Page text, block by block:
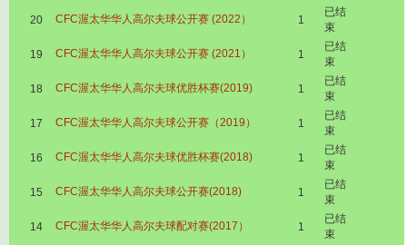
20 CFC渥太华华人高尔夫球公开赛 (2022） 1
已结
束
19 CFC渥太华华人高尔夫球公开赛 (2021） 1
已结
束
18 CFC渥太华华人高尔夫球优胜杯赛(2019) 1
已结
束
17 CFC渥太华华人高尔夫球公开赛（2019） 1
已结
束
16 CFC渥太华华人高尔夫球优胜杯赛(2018) 1
已结
束
15 CFC渥太华华人高尔夫球公开赛(2018) 1
已结
束
14 CFC渥太华华人高尔夫球配对赛(2017） 1
已结
束